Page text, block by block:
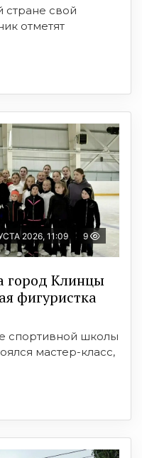
стране свой
отметят
2026, 11:09 9
город Клинцы
фигуристка
спортивной школы
мастер-класс,